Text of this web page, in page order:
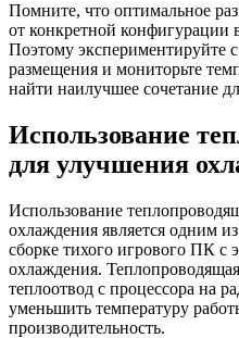
Помните, что оптимальное
от конкретной конфигурации
Поэтому экспериментируйте
размещения и мониторьте
найти наилучшее сочетание
Использование
для улучшения
Использование
охлаждения является одним
сборке тихого игрового ПК с
охлаждения.
теплоотвод с процессора на
уменьшить температуру
производительность.